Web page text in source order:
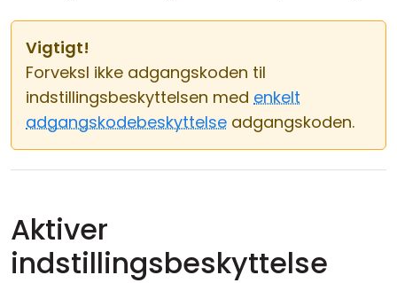
Vigtigt!
Forveksl ikke adgangskoden til
indstillingsbeskyttelsen med enkelt
adgangskodebeskyttelse adgangskoden.
Aktiver
indstillingsbeskyttelse